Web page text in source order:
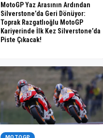
MotoGP Yaz Arasının Ardından
Silverstone’da Geri Dönüyor:
Toprak Razgatlıoğlu MotoGP
Kariyerinde İlk Kez Silverstone’da
Piste Çıkacak!